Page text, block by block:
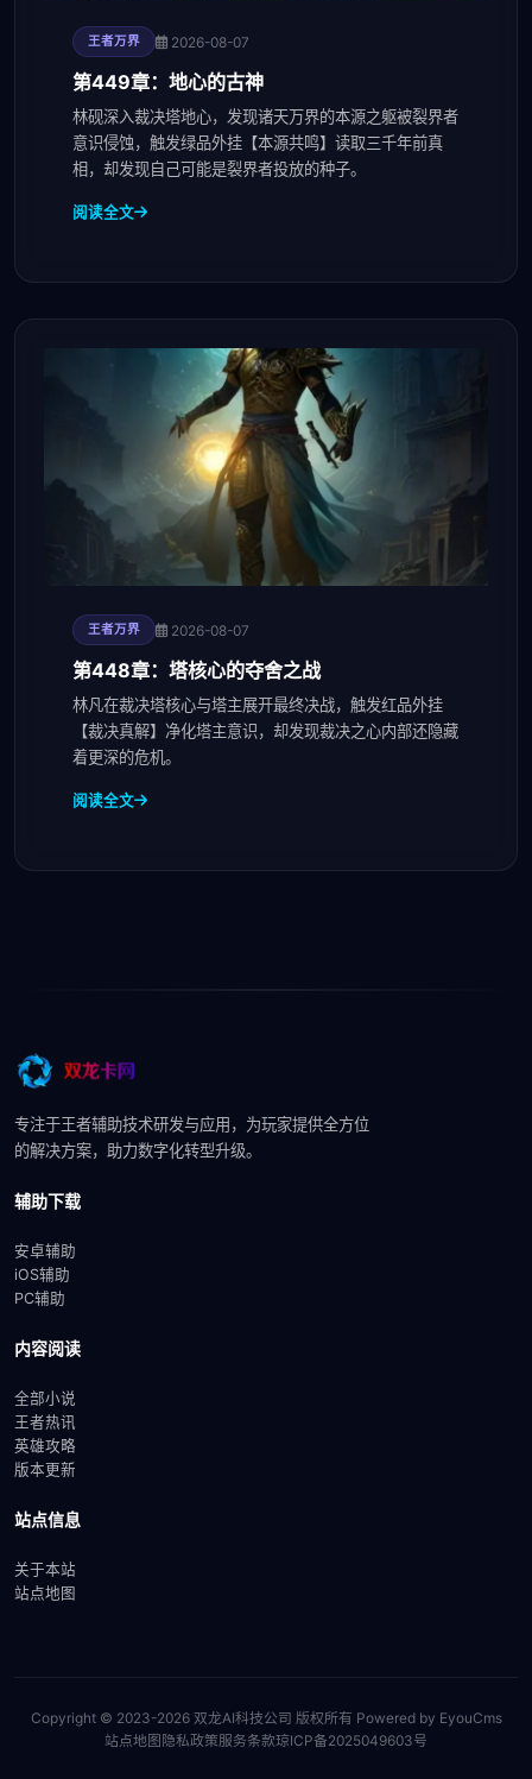
王者万界 2026-08-07
第449章：地心的古神
林砚深入裁决塔地心，发现诸天万界的本源之躯被裂界者
意识侵蚀，触发绿品外挂【本源共鸣】读取三千年前真
相，却发现自己可能是裂界者投放的种子。
阅读全文
王者万界 2026-08-07
第448章：塔核心的夺舍之战
林凡在裁决塔核心与塔主展开最终决战，触发红品外挂
【裁决真解】净化塔主意识，却发现裁决之心内部还隐藏
着更深的危机。
阅读全文
专注于王者辅助技术研发与应用，为玩家提供全方位
的解决方案，助力数字化转型升级。
辅助下载
安卓辅助
iOS辅助
PC辅助
内容阅读
全部小说
王者热讯
英雄攻略
版本更新
站点信息
关于本站
站点地图
Copyright © 2023-2026 双龙AI科技公司 版权所有 Powered by EyouCms
站点地图 隐私政策服务条款琼ICP备2025049603号